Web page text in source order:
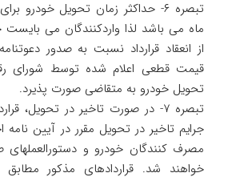
ماه می باشد لذا واردکنندگان می
از انعقاد قرارداد نسبت به صدور
قیمت قطعی اعلام شده توسط شورای
تحویل خودرو به متقاضی صورت پذیرد.
تبصره ۷- در صورت تاخیر در تحویل،
جرایم تاخیر در تحویل مقرر در آیین نامه
مصرف کنندگان خودرو و
خواهند شد. قراردادهای مذکور